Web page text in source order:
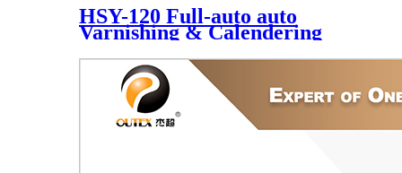
HSY-120 Full-auto auto
Varnishing & Calendering